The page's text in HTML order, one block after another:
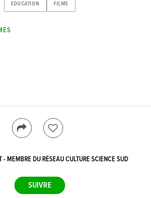
EDUCATION FILMS
- MEMBRE DU RÉSEAU CULTURE SCIENCE SUD